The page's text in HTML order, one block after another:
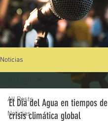
Noticias
All Posts
Noticias
El Día del Agua en tiempos de
crisis climática global